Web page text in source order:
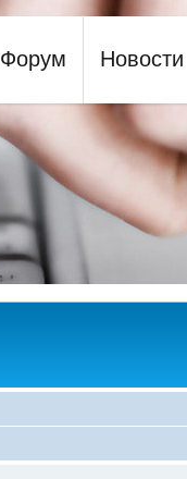
Форум Новости